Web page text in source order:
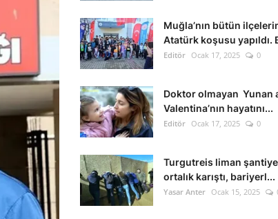
Muğla’nın bütün
Atatürk koşusu yapıldı.
Editör Ocak 17, 2025 0
Doktor olmayan Yunan
Valentina’nın hayatını...
Editör Ocak 17, 2025 0
Turgutreis liman
ortalık karıştı, bariyerl...
Yasar Anter Ocak 15, 2025